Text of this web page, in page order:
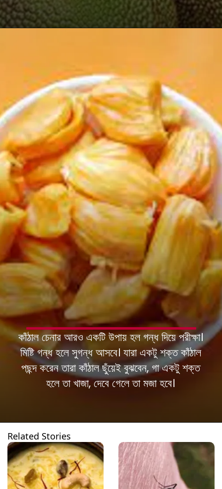
কাঁঠাল চেনার আরও একটি উপায় হল গন্ধ দিয়ে পরীক্ষা।
মিষ্টি গন্ধ হলে সুগন্ধ আসবে। যারা একটু শক্ত কাঁঠাল
পছন্দ করেন তারা কাঁঠাল ছুঁয়েই বুঝবেন, গা একটু শক্ত
হলে তা খাজা, দেবে গেলে তা মজা হবে।
Related Stories